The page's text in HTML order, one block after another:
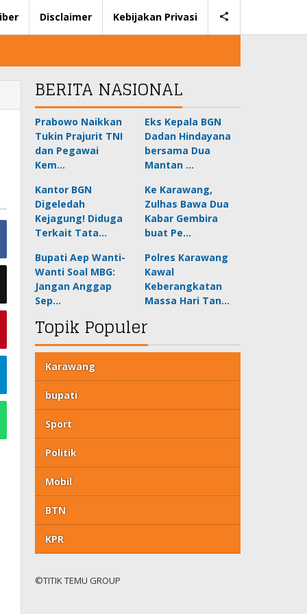
Disclaimer Kebijakan Privasi
BERITA NASIONAL
Prabowo Naikkan
Tukin Prajurit TNI
dan Pegawai
Kem…
Eks Kepala BGN
Dadan Hindayana
bersama Dua
Mantan …
Kantor BGN
Digeledah
Kejagung! Diduga
Terkait Tata…
Ke Karawang,
Zulhas Bawa Dua
Kabar Gembira
buat Pe…
Bupati Aep Wanti-
Wanti Soal MBG:
Jangan Anggap
Sep…
Polres Karawang
Kawal
Keberangkatan
Massa Hari Tan…
Topik Populer
Karawang
bupati
Sport
Politik
Mobil
BTN
KPR
©TITIK TEMU GROUP